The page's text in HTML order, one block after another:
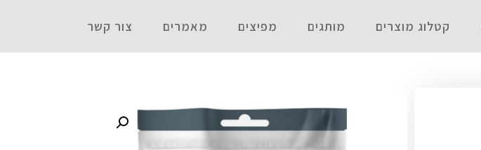
קטלוג מוצרים מותגים מפיצים מאמרים צור קשר